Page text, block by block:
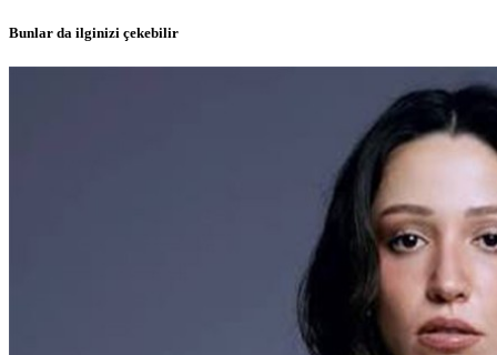
Bunlar da ilginizi çekebilir